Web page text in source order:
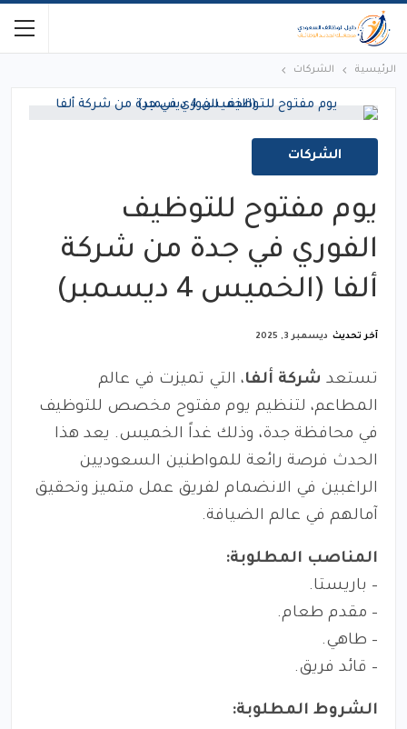
الرئيسية الشركات
الشركات
يوم مفتوح للتوظيف
الفوري في جدة من شركة
ألفا (الخميس 4 ديسمبر)
آخر تحديث ديسمبر 3, 2025
تستعد شركة ألفا، التي تميزت في عالم
المطاعم، لتنظيم يوم مفتوح مخصص للتوظيف
في محافظة جدة، وذلك غداً الخميس. يعد هذا
الحدث فرصة رائعة للمواطنين السعوديين
الراغبين في الانضمام لفريق عمل متميز وتحقيق
آمالهم في عالم الضيافة.
المناصب المطلوبة:
– باريستا.
– مقدم طعام.
– طاهي.
– قائد فريق.
الشروط المطلوبة: